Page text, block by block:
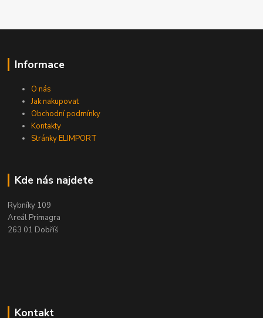
Informace
O nás
Jak nakupovat
Obchodní podmínky
Kontakty
Stránky ELIMPORT
Kde nás najdete
Rybníky 109
Areál Primagra
263 01 Dobříš
Kontakt